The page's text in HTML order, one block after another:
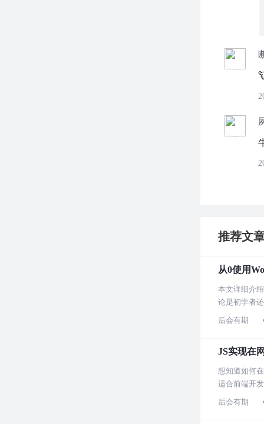
推荐文
从0使用
本文详细介
论是初学者
后会有期
JS实现在
想知道如何
适合前端开
后会有期